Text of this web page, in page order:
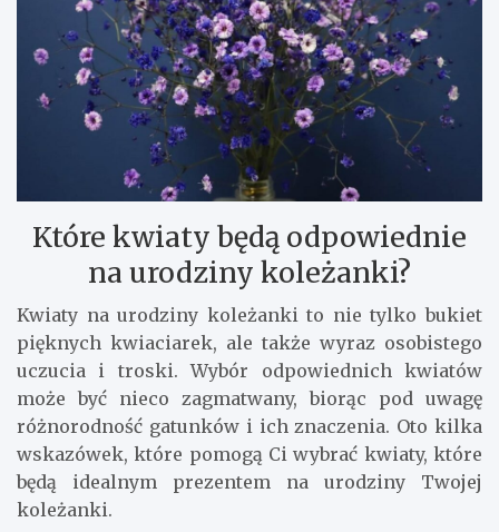
Które kwiaty będą odpowiednie
na urodziny koleżanki?
Kwiaty na urodziny koleżanki to nie tylko bukiet
pięknych kwiaciarek, ale także wyraz osobistego
uczucia i troski. Wybór odpowiednich kwiatów
może być nieco zagmatwany, biorąc pod uwagę
różnorodność gatunków i ich znaczenia. Oto kilka
wskazówek, które pomogą Ci wybrać kwiaty, które
będą idealnym prezentem na urodziny Twojej
koleżanki.